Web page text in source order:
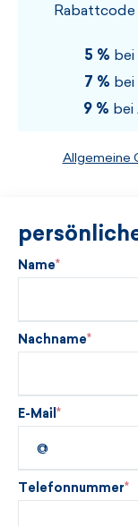
5 % bei
7 % bei
9 % bei
Allgemeine
Name
Nachname
E-Mail
Telefonnummer